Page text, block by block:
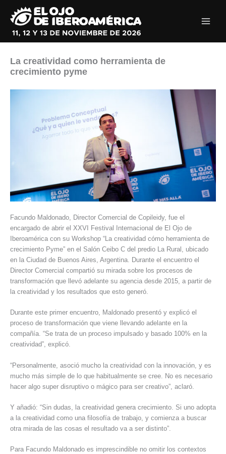
contenido
La creatividad como herramienta de
crecimiento pyme
Facundo Maldonado, Director Comercial de Copileidy, fue el
encargado de abrir el XXVI Festival Internacional de El Ojo de
Iberoamérica con su Workshop “La creatividad cómo herramienta de
crecimiento Pyme” en el Salón Ceibo C del predio La Rural, ubicado
en la Ciudad de Buenos Aires, Argentina. Durante el encuentro el
Director Comercial compartió su mirada sobre los procesos de
transformación que llevó adelante su agencia desde 2015, a partir de
la creatividad y los resultados que esto generó.
Durante este primer encuentro, Maldonado presentó y explicó el
proceso de transformación que viene llevando adelante en la
compañía. “Se trata de un proceso impulsado y basado 100% en la
creatividad”, explicó.
“Personalmente, asoció mucho la creatividad con la innovación, y es
mucho más simple de lo que habitualmente se cree. No es necesario
hacer algo super disruptivo o mágico para ser creativo”, aclaró.
Y añadió: “Sin dudas, la creatividad genera crecimiento. Si uno adopta
a la creatividad como una filosofía de trabajo, y comienza a buscar
otra mirada de las cosas el resultado va a ser distinto”.
Para Facundo Maldonado es imprescindible no omitir los contextos